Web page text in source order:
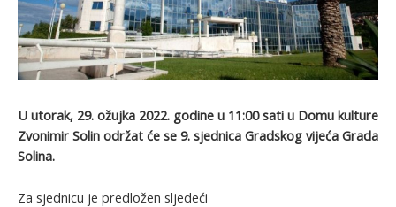
U utorak, 29. ožujka 2022. godine u 11:00 sati u Domu kulture
Zvonimir Solin održat će se 9. sjednica Gradskog vijeća Grada
Solina.
Za sjednicu je predložen sljedeći